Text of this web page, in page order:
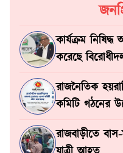
কার্যক্রম
করেছে
রাজনৈতিক
কমিটি গঠনের
রাজবাড়ীতে